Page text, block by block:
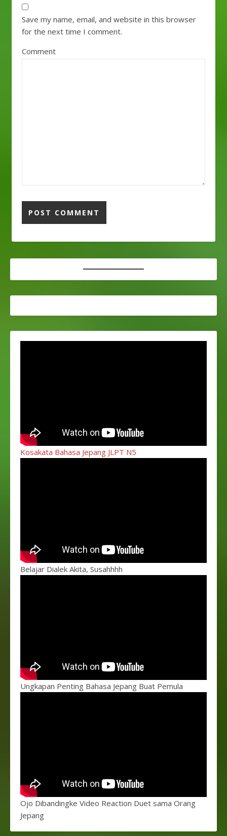
Save my name, email, and website in this browser
for the next time I comment.
Comment
Kosakata Bahasa Jepang JLPT N5
Belajar Dialek Akita, Susahhhh
Ungkapan Penting Bahasa Jepang Buat Pemula
Ojo Dibandingke Video Reaction Duet sama Orang
Jepang